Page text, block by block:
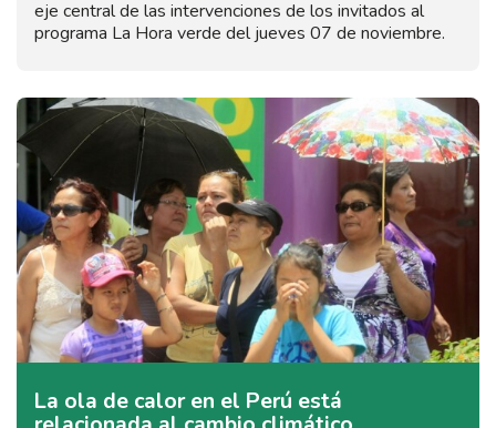
eje central de las intervenciones de los invitados al
programa La Hora verde del jueves 07 de noviembre.
La ola de calor en el Perú está